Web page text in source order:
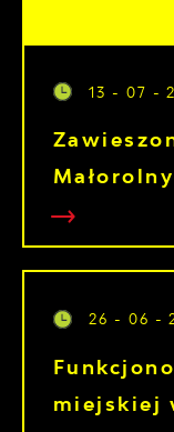
13 - 07 -
26 - 06 -
miejskiej